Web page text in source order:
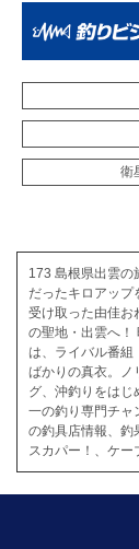
衛
173 島根県出雲の
だったキロアップ
受け取った由佳お
の聖地・出雲へ！
は、ライバル番組
ばかりの真衣。ノ
グ、沖釣りをはじ
一の釣り専門チャ
の釣具店情報、釣
スカパー！、ケー